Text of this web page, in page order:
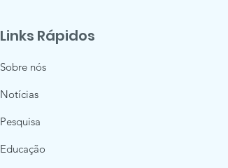
Links Rápidos
Sobre nós
Notícias
Pesquisa
Educação